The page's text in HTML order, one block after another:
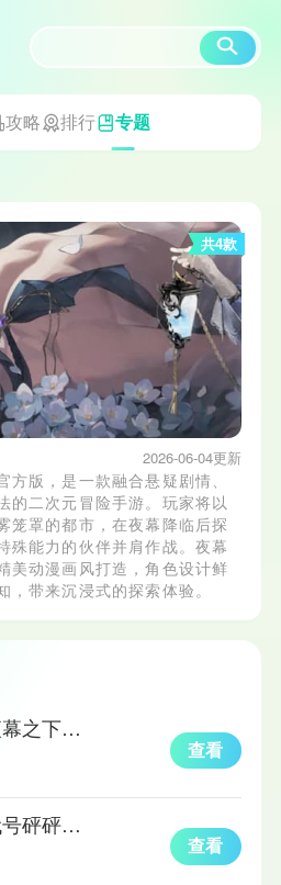
攻略 排行 专题
共4款
2026-06-04更新
版，是一款融合悬疑剧情、
的二次元冒险手游。玩家将以
笼罩的都市，在夜幕降临后探
殊能力的伙伴并肩作战。夜幕
美动漫画风打造，角色设计鲜
带来沉浸式的探索体验。
代号砰砰夜幕之下测试服
查看
夜幕之下代号砰砰正式版
查看